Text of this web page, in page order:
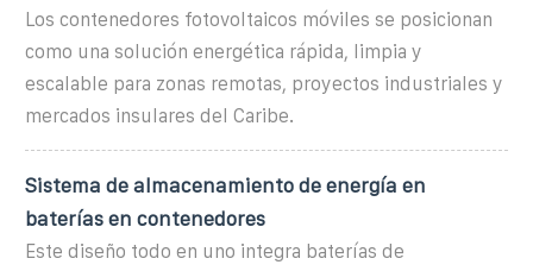
Los contenedores fotovoltaicos móviles se posicionan
como una solución energética rápida, limpia y
escalable para zonas remotas, proyectos industriales y
mercados insulares del Caribe.
Sistema de almacenamiento de energía en
baterías en contenedores
Este diseño todo en uno integra baterías de